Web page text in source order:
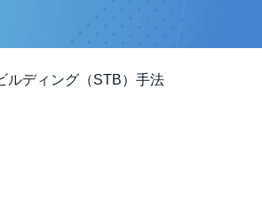
ルディング（STB）手法